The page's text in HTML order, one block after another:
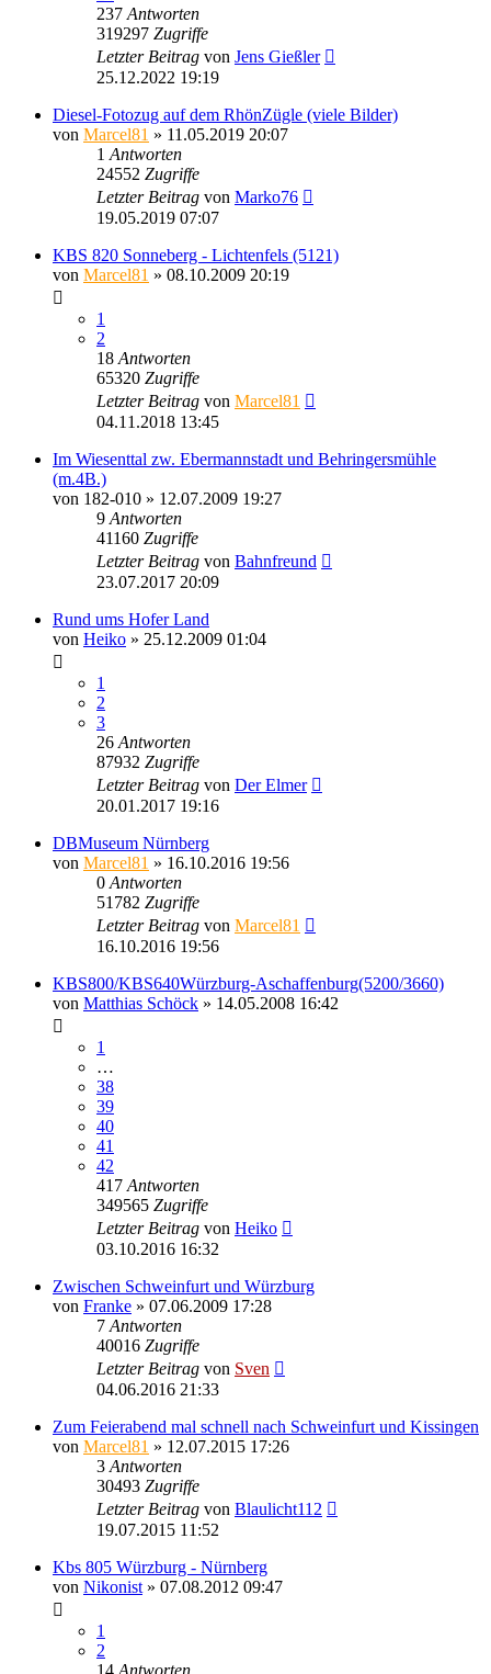
237 Antworten
319297 Zugriffe
Letzter Beitrag von Jens Gießler
25.12.2022 19:19
Diesel-Fotozug auf dem RhönZügle (viele Bilder)
von Marcel81 » 11.05.2019 20:07
1 Antworten
24552 Zugriffe
Letzter Beitrag von Marko76
19.05.2019 07:07
KBS 820 Sonneberg - Lichtenfels (5121)
von Marcel81 » 08.10.2009 20:19
1
2
18 Antworten
65320 Zugriffe
Letzter Beitrag von Marcel81
04.11.2018 13:45
Im Wiesenttal zw. Ebermannstadt und Behringersmühle
(m.4B.)
von 182-010 » 12.07.2009 19:27
9 Antworten
41160 Zugriffe
Letzter Beitrag von Bahnfreund
23.07.2017 20:09
Rund ums Hofer Land
von Heiko » 25.12.2009 01:04
1
2
3
26 Antworten
87932 Zugriffe
Letzter Beitrag von Der Elmer
20.01.2017 19:16
DBMuseum Nürnberg
von Marcel81 » 16.10.2016 19:56
0 Antworten
51782 Zugriffe
Letzter Beitrag von Marcel81
16.10.2016 19:56
KBS800/KBS640Würzburg-Aschaffenburg(5200/3660)
von Matthias Schöck » 14.05.2008 16:42
1
…
38
39
40
41
42
417 Antworten
349565 Zugriffe
Letzter Beitrag von Heiko
03.10.2016 16:32
Zwischen Schweinfurt und Würzburg
von Franke » 07.06.2009 17:28
7 Antworten
40016 Zugriffe
Letzter Beitrag von Sven
04.06.2016 21:33
Zum Feierabend mal schnell nach Schweinfurt und Kissingen
von Marcel81 » 12.07.2015 17:26
3 Antworten
30493 Zugriffe
Letzter Beitrag von Blaulicht112
19.07.2015 11:52
Kbs 805 Würzburg - Nürnberg
von Nikonist » 07.08.2012 09:47
1
2
14 Antworten